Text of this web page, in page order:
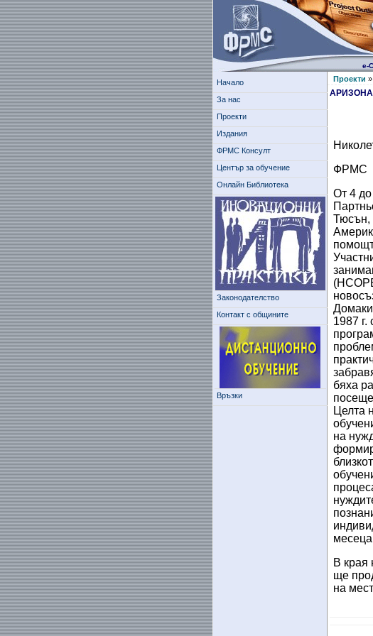
е-
Начало
За нас
Проекти
Издания
ФРМС Консулт
Център за обучение
Онлайн Библиотека
Законодателство
Контакт с общините
Връзки
Проекти »
АРИЗОНА
ФРМС
От 4
Тюсън,
1987 г.
бяха
Целта
на
В края
ще
на